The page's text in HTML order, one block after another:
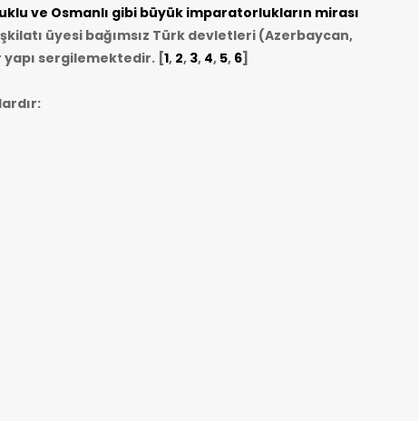
ve Osmanlı gibi büyük imparatorlukların mirası
üyesi bağımsız Türk devletleri (Azerbaycan,
yapı sergilemektedir. [1, 2, 3, 4, 5, 6]